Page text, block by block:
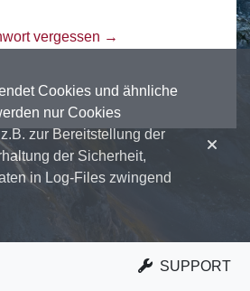
vergessen →
Cookies und ähnliche
nur Cookies
zur Bereitstellung der
der Sicherheit,
in Log-Files zwingend
SUPPORT